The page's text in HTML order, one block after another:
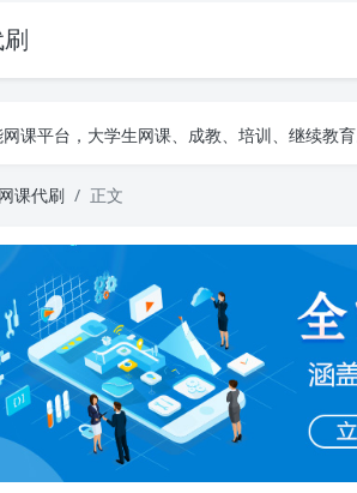
写作平台，根据真实文献内容生成论文
课平台，大学生网课、成教、培训、继续教
课平台，大学生网课、成教、培训、继续教
网课代刷 正文